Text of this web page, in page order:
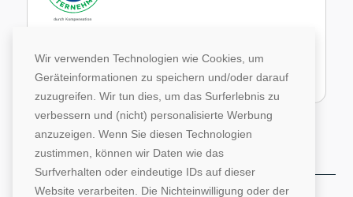
Wir verwenden Technologien wie Cookies, um
Geräteinformationen zu speichern und/oder darauf
zuzugreifen. Wir tun dies, um das Surferlebnis zu
verbessern und (nicht) personalisierte Werbung
anzuzeigen. Wenn Sie diesen Technologien
zustimmen, können wir Daten wie das
Surfverhalten oder eindeutige IDs auf dieser
Website verarbeiten. Die Nichteinwilligung oder der
Emissionen durch weltweite Projekte aus.
Zur Website von Climate Extender: Klimaneutrales Unternehmen